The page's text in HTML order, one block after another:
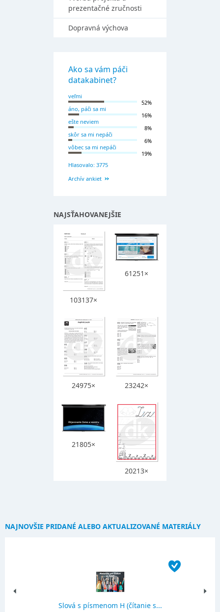
prezentačné zručnosti
Dopravná výchova
Ako sa vám páči
datakabinet?
veľmi
52%
áno, páči sa mi
16%
ešte neviem
8%
skôr sa mi nepáči
6%
vôbec sa mi nepáči
19%
Hlasovalo: 3775
Archív ankiet
NAJSŤAHOVANEJŠIE
103137×
61251×
24975× 23242×
21805×
20213×
NAJNOVŠIE PRIDANÉ ALEBO AKTUALIZOVANÉ MATERIÁLY
Slová s písmenom H (čítanie s...